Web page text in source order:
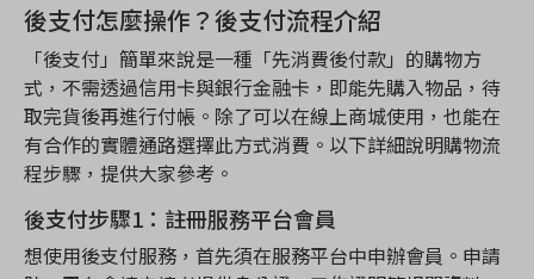
後支付怎麼操作？後支付流程介紹
「後支付」簡單來說是一種「先消費後付款」的購物方
式，不需透過信用卡與銀行金融卡，即能先購入物品，待
取完貨後再進行付帳。除了可以在線上商城使用，也能在
有合作的實體通路選擇此方式消費。以下詳細說明購物流
程步驟，提供大家參考。
後支付步驟1 ：註冊服務平台會員
想使用後支付服務，首先須在服務平台中申辦會員。申請